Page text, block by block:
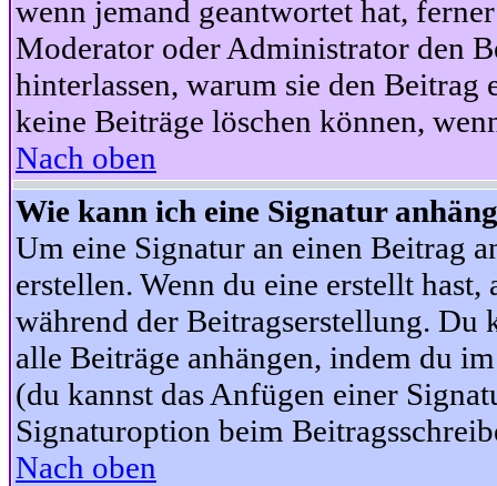
wenn jemand geantwortet hat,
Moderator oder Administrator den
hinterlassen, warum sie den Beitrag
keine Beiträge löschen können,
Nach oben
Wie kann ich eine Signatur
Um eine Signatur an einen Beitrag
erstellen. Wenn du eine erstellt
während der Beitragserstellung. Du
alle Beiträge anhängen, indem du
(du kannst das Anfügen einer
Signaturoption beim
Nach oben